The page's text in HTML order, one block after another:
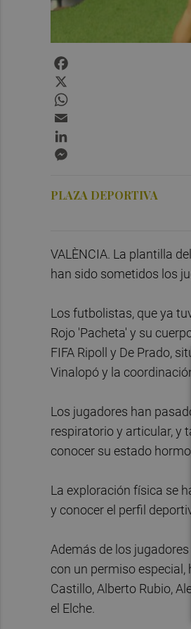
PLAZA DEPORTIVA
VALÈNCIA. La plantilla
han sido sometidos los
Los futbolistas, que ya
Rojo 'Pacheta' y su
FIFA Ripoll y De Prado,
Vinalopó y la
Los jugadores han
respiratorio y articular, y
conocer su estado
La exploración física se
y conocer el perfil
Además de los
con un permiso
Castillo, Alberto Rubio,
el Elche.